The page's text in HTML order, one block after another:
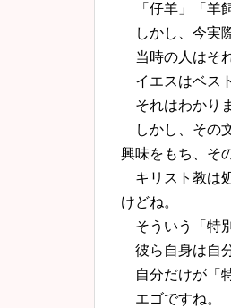
「仔羊」「羊
しかし、今実
当時の人はそ
イエスはベス
それはわかりま
しかし、その
興味をもち、そ
キリスト教は
けどね。
そういう「特
彼ら自身は自
自分だけが「
エゴですね。